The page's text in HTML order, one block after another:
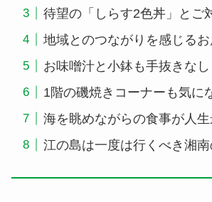
待望の「しらす2色丼」とご
地域とのつながりを感じる
お味噌汁と小鉢も手抜きなし
1階の磯焼きコーナーも気に
海を眺めながらの食事が人
江の島は一度は行くべき湘